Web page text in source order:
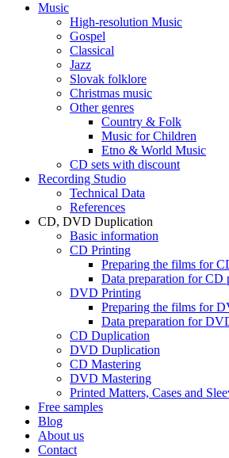
Music
High-resolution Music
Gospel
Classical
Jazz
Slovak folklore
Christmas music
Other genres
Country & Folk
Music for Children
Etno & World Music
CD sets with discount
Recording Studio
Technical Data
References
CD, DVD Duplication
Basic information
CD Printing
Preparing the films for
Data preparation for CD
DVD Printing
Preparing the films for
Data preparation for
CD Duplication
DVD Duplication
CD Mastering
DVD Mastering
Printed Matters, Cases and
Free samples
Blog
About us
Contact